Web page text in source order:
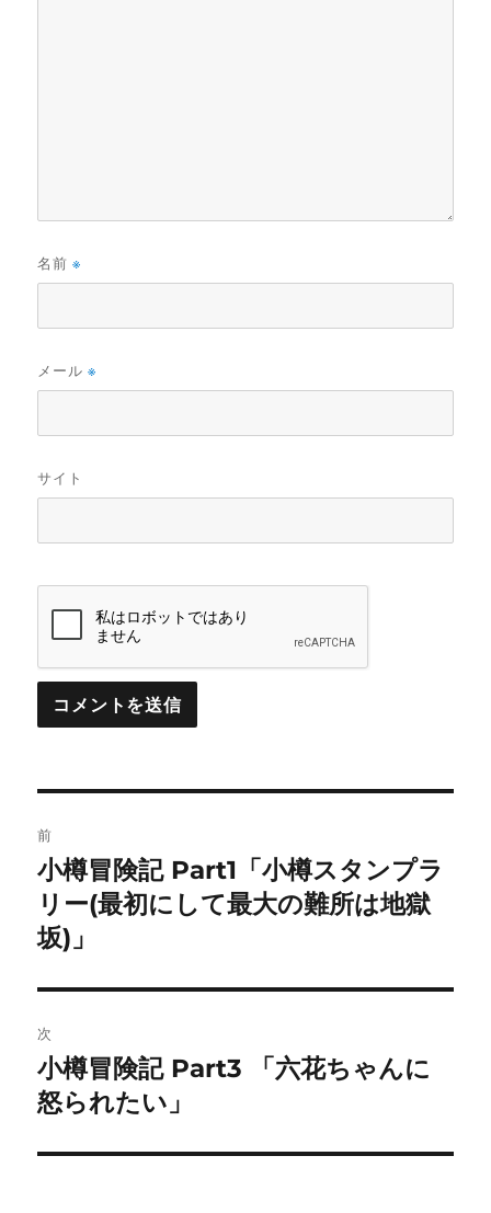
名前※
メール※
サイト
稿
ナ
ビ
ゲ
ー
シ
前
前
の
投
小樽冒険記 Part1「小樽スタンプラ
リー(最初にして最大の難所は地獄
坂)」
次
次
の
稿:
小樽冒険記 Part3 「六花ちゃんに
怒られたい」